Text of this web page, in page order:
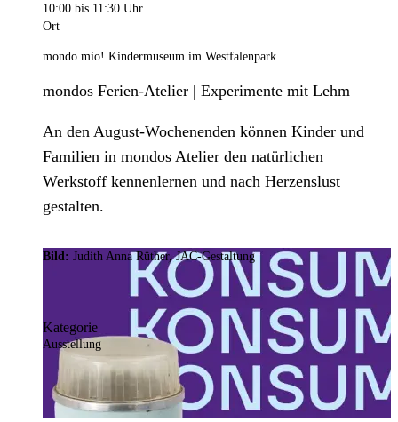
10:00 bis 11:30 Uhr
Ort
mondo mio! Kindermuseum im Westfalenpark
mondos Ferien-Atelier | Experimente mit Lehm
An den August-Wochenenden können Kinder und
Familien in mondos Atelier den natürlichen
Werkstoff kennenlernen und nach Herzenslust
gestalten.
Bild: Judith Anna Rüther, JAC-Gestaltung
Kategorie
Ausstellung